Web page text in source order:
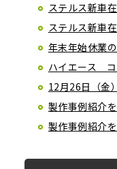
ステルス新車
ステルス新車
年末年始休業
ハイエース コ
12月26日（金
製作事例紹介
製作事例紹介